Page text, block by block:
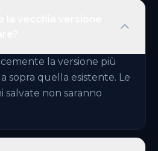
la versione più
sopra quella esistente. Le
non saranno